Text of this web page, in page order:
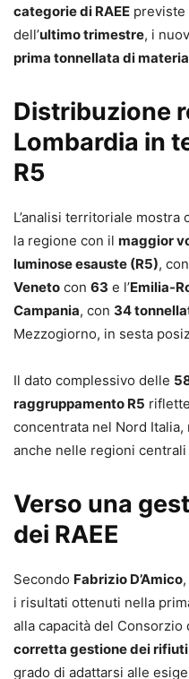
categorie di RAEE previste
dell’ultimo trimestre, i
prima tonnellata di
Distribuzione
Lombardia in
R5
L’analisi territoriale mostra
la regione con il maggior
luminose esauste (R5), con
Veneto con 63 e l’Emilia-
Campania, con 34
Mezzogiorno, in sesta
Il dato complessivo delle
raggruppamento R5
concentrata nel Nord
anche nelle regioni
Verso una
dei RAEE
Secondo Fabrizio D’Amico
i risultati ottenuti nella
alla capacità del Consorzio
corretta gestione dei
grado di adattarsi alle